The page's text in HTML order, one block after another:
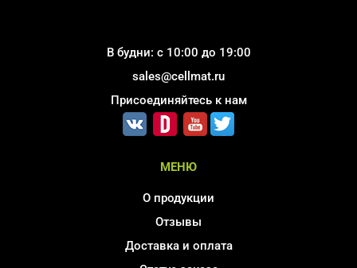
В будни: с 10:00 до 19:00
sales@cellmat.ru
Присоединяйтесь к нам
МЕНЮ
О продукции
Отзывы
Доставка и оплата